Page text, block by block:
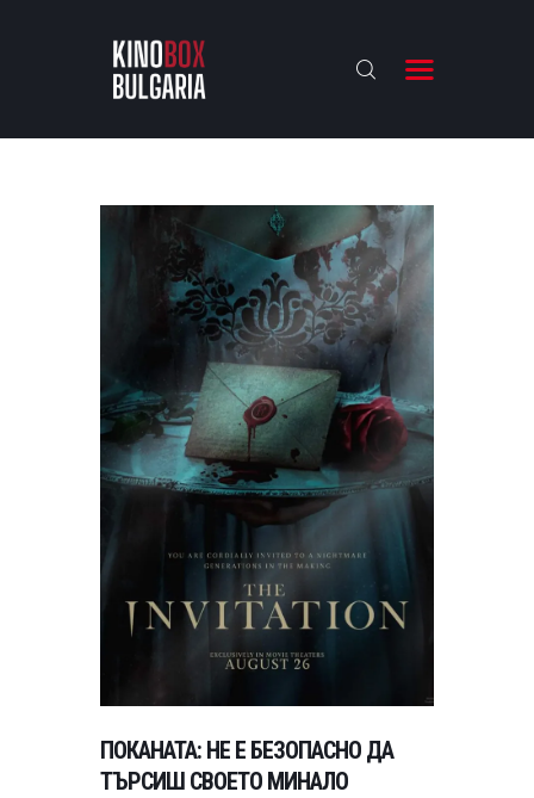
KINOBOX BULGARIA
АНАЛИЗИ
БАХТИ НАГРАДИТЕ
ИНТЕРВЮТА
ПОКАНАТА: НЕ Е БЕЗОПАСНО ДА
ТЪРСИШ СВОЕТО МИНАЛО